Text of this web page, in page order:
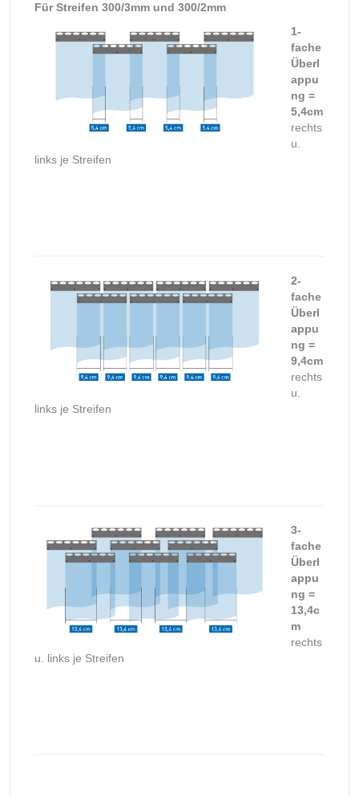
Für Streifen 300/3mm und 300/2mm
1-
fache
Überl
appu
ng =
5,4cm
rechts
u.
links je Streifen
2-
fache
Überl
appu
ng =
9,4cm
rechts
u.
links je Streifen
3-
fache
Überl
appu
ng =
13,4c
m
rechts
u. links je Streifen